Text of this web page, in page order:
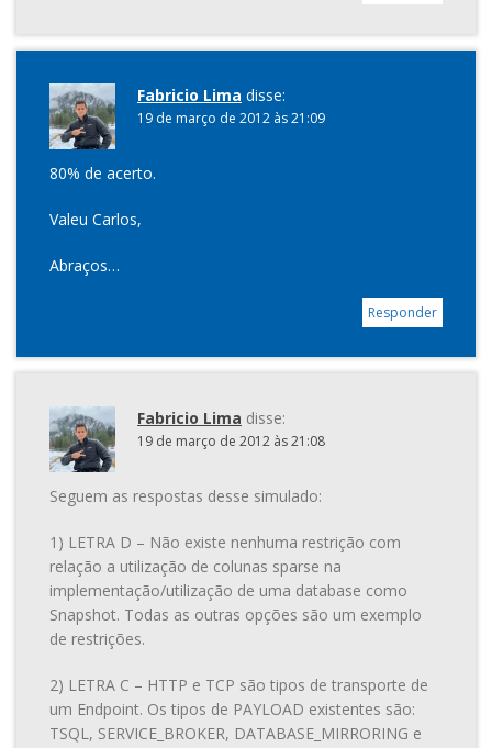
Fabricio Lima disse:
19 de março de 2012 às 21:09
80% de acerto.
Valeu Carlos,
Abraços…
Responder
Fabricio Lima disse:
19 de março de 2012 às 21:08
Seguem as respostas desse simulado:
1) LETRA D – Não existe nenhuma restrição com
relação a utilização de colunas sparse na
implementação/utilização de uma database como
Snapshot. Todas as outras opções são um exemplo
de restrições.
2) LETRA C – HTTP e TCP são tipos de transporte de
um Endpoint. Os tipos de PAYLOAD existentes são:
TSQL, SERVICE_BROKER, DATABASE_MIRRORING e